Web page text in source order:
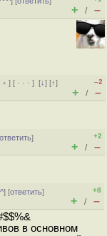
+ / –
] [ · · ·][↓] [↑]
–2
+ / –
ответить]
+2
+ / –
] [ответить]
+8
+ / –
в основном